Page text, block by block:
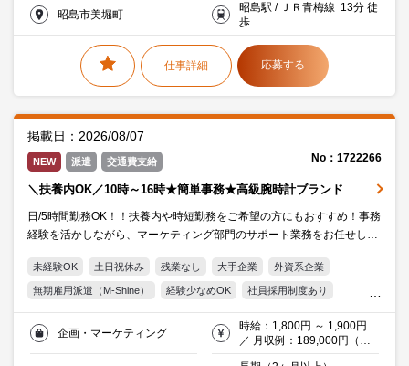
昭島市美堀町
昭島駅 / ＪＲ青梅線 13分 徒
歩
仕事詳細 応募する
掲載日：2026/08/07
NEW 派遣 交通費支給 No：1722266
＼扶養内OK／10時～16時★簡単事務★高級腕時計ブランド
日/5時間勤務OK！！扶養内や時短勤務をご希望の方にもおすすめ！事務
経験を活かしながら、マーケティング部門のサポート業務をお任せしま
未経験OK 土日祝休み 残業なし 大手企業 外資系企業
無期雇用派遣（M-Shine） 経験少なめOK 社員採用制度あり
新卒・第2新卒OK 扶養控除内 週4日以内 週5日 平日週5日
16時前退社 10時以降出社 1日5時間以内 残業5時間以内
オフィス禁煙・分煙
企画・マーケティング
時給：1,800円 ～ 1,900円
／ 月収例：189,000円（時
給1,800円×実働5時間×月21